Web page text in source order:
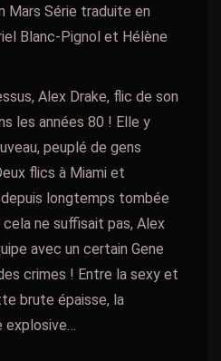
Mars Série traduite en
Blanc-Pignol et Hélène
Alex Drake, flic de son
les années 80 ! Elle y
peuplé de gens
flics à Miami et
longtemps tombée
cela ne suffisait pas, Alex
avec un certain Gene
crimes ! Entre la sexy et
brute épaisse, la
explosive…